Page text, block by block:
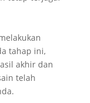
tahap ini,
akhir dan
telah